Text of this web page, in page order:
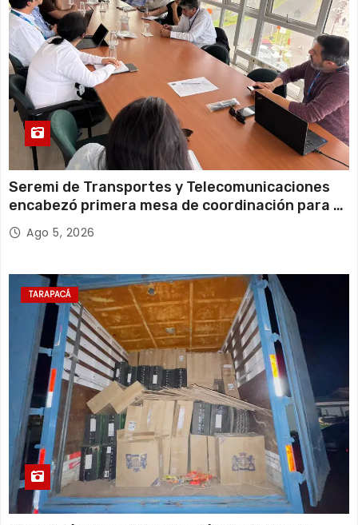
Seremi de Transportes y Telecomunicaciones
encabezó primera mesa de coordinación para el
retiro de cables en desuso en Iquique
Ago 5, 2026
TARAPACÁ